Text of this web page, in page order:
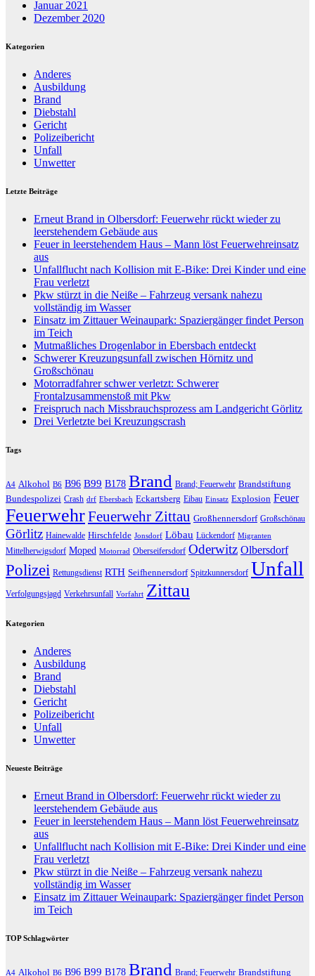
Januar 2021
Dezember 2020
Kategorien
Anderes
Ausbildung
Brand
Diebstahl
Gericht
Polizeibericht
Unfall
Unwetter
Letzte Beiträge
Erneut Brand in Olbersdorf: Feuerwehr rückt wieder zu
leerstehendem Gebäude aus
Feuer in leerstehendem Haus – Mann löst Feuerwehreinsatz
aus
Unfallflucht nach Kollision mit E-Bike: Drei Kinder und eine
Frau verletzt
Pkw stürzt in die Neiße – Fahrzeug versank nahezu
vollständig im Wasser
Einsatz im Zittauer Weinaupark: Spaziergänger findet Person
im Teich
Mutmaßliches Drogenlabor in Ebersbach entdeckt
Schwerer Kreuzungsunfall zwischen Hörnitz und
Großschönau
Motorradfahrer schwer verletzt: Schwerer
Frontalzusammenstoß mit Pkw
Freispruch nach Missbrauchsprozess am Landgericht Görlitz
Drei Verletzte bei Kreuzungscrash
Tags
A4 Alkohol B6 B96 B99 B178 Brand Brand; Feuerwehr Brandstiftung
Bundespolizei Crash drf Ebersbach Eckartsberg Eibau Einsatz Explosion Feuer
FeuerwehrFeuerwehr Zittau Großhennersdorf Großschönau
Görlitz Hainewalde Hirschfelde Jonsdorf Löbau Lückendorf Migranten
Mittelherwigsdorf Moped Motorrad Oberseifersdorf Oderwitz Olbersdorf
Polizei Rettungsdienst RTH Seifhennersdorf Spitzkunnersdorf Unfall
Verfolgungsjagd Verkehrsunfall Vorfahrt Zittau
Kategorien
Anderes
Ausbildung
Brand
Diebstahl
Gericht
Polizeibericht
Unfall
Unwetter
Neueste Beiträge
Erneut Brand in Olbersdorf: Feuerwehr rückt wieder zu
leerstehendem Gebäude aus
Feuer in leerstehendem Haus – Mann löst Feuerwehreinsatz
aus
Unfallflucht nach Kollision mit E-Bike: Drei Kinder und eine
Frau verletzt
Pkw stürzt in die Neiße – Fahrzeug versank nahezu
vollständig im Wasser
Einsatz im Zittauer Weinaupark: Spaziergänger findet Person
im Teich
TOP Schlagwörter
A4 Alkohol B6 B96 B99 B178 Brand Brand; Feuerwehr Brandstiftung